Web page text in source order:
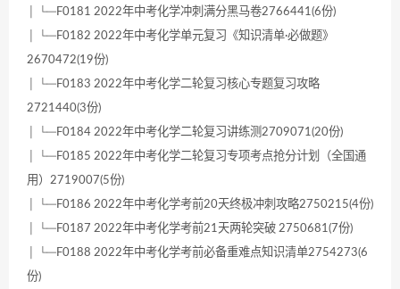
│ └─F0181 2022年中考化学冲刺满分黑马卷2766441(6份)
│ └─F0182 2022年中考化学单元复习《知识清单·必做题》
2670472(19份)
│ └─F0183 2022年中考化学二轮复习核心专题复习攻略
2721440(3份)
│ └─F0184 2022年中考化学二轮复习讲练测2709071(20份)
│ └─F0185 2022年中考化学二轮复习专项考点抢分计划（全国通
用）2719007(5份)
│ └─F0186 2022年中考化学考前20天终极冲刺攻略2750215(4份)
│ └─F0187 2022年中考化学考前21天两轮突破 2750681(7份)
│ └─F0188 2022年中考化学考前必备重难点知识清单2754273(6
份)